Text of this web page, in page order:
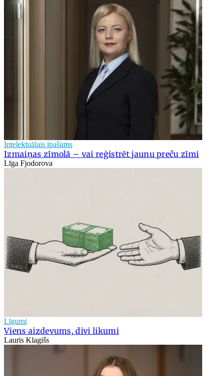
Intelektuālais īpašums
Izmaiņas zīmolā – vai reģistrēt jaunu preču zīmi
Līga Fjodorova
Līgumi
Viens aizdevums, divi likumi
Lauris Klagišs